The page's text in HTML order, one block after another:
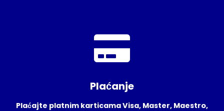
Plaćanje
Plaćajte platnim karticama Visa, Master, Maestro,